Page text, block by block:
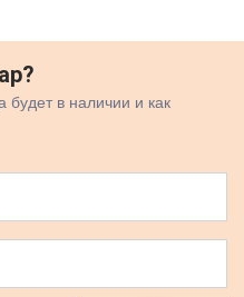
будет в наличии и как